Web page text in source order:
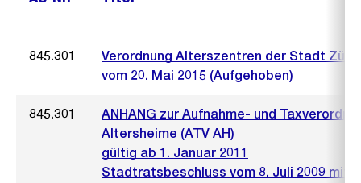
845.301
Verordnung Alterszentren der Stadt
vom 20. Mai 2015 (Aufgehoben)
845.301
ANHANG zur Aufnahme- und
Altersheime (ATV AH)
gültig ab 1. Januar 2011
Stadtratsbeschluss vom 8. Juli 2009 mit